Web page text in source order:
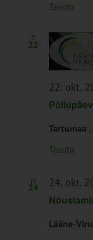
Tasuta
T
22
22. okt.
Tartumaa
Tasuta
N
24 24. okt.
Lääne-